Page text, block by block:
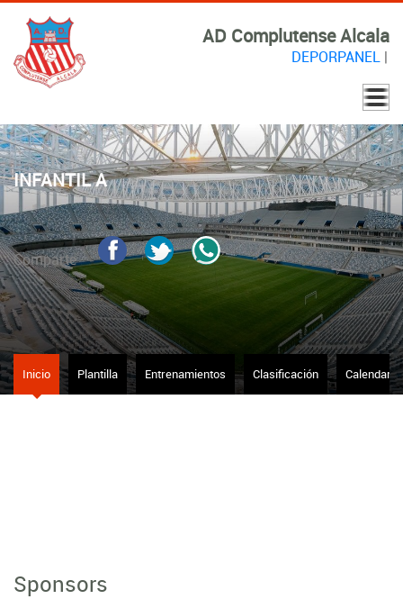
AD Complutense Alcala
DEPORPANEL|
INFANTIL A
Comparte
Inicio Plantilla Entrenamientos Clasificación Calendario
Sponsors